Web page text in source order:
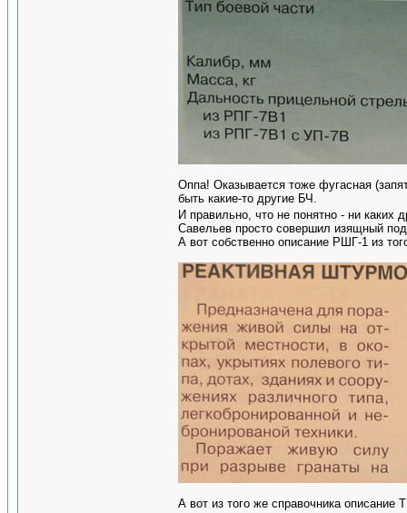
Оппа! Оказывается тоже фугасная
быть какие-то другие БЧ.
И правильно, что не понятно - ни каких
Савельев просто совершил изящный
А вот собственно описание РШГ-1 из
А вот из того же справочника описание